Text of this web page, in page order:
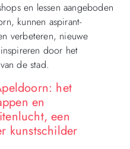
en lessen aangeboden
kunnen aspirant-
verbeteren, nieuwe
door het
de stad.
het
en
een
kunstschilder